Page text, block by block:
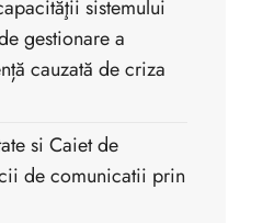
sistemului
gestionare a
cauzată de criza
si Caiet de
de comunicatii prin